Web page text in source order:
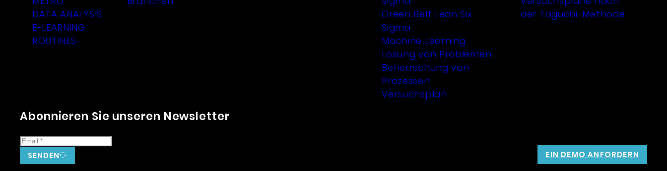
DATA ANALYSIS
E-LEARNING
ROUTINES
Green Belt Lean Six
Sigma
Machine Learning
Lösung von Problemen
Beherrschung von
Prozessen
Versuchsplan
der Taguchi-Methode
Abonnieren Sie unseren Newsletter
SENDEN EIN DEMO ANFORDERN